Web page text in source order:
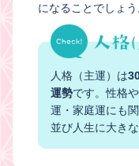
になることでしょう
人格（主運）は
運勢です。性格
運・家庭運にも
並び人生に大き